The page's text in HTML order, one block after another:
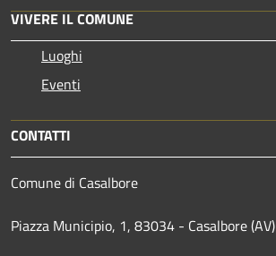
VIVERE IL COMUNE
Luoghi
Eventi
CONTATTI
Comune di Casalbore
Piazza Municipio, 1, 83034 - Casalbore (AV)